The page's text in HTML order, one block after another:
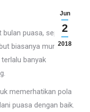
Jun
2
2018
bulan puasa, seperti
biasanya muncul
banyak
memerhatikan pola
puasa dengan baik.